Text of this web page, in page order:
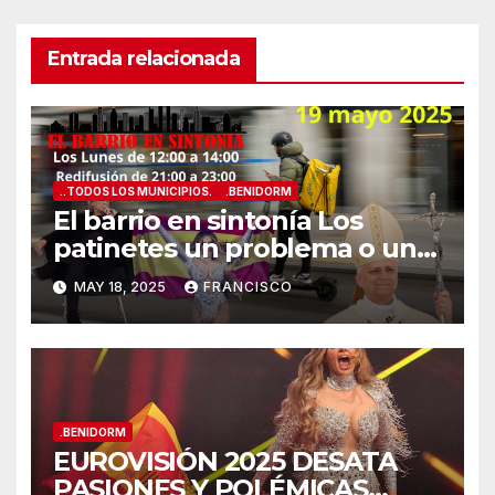
Entrada relacionada
..TODOS LOS MUNICIPIOS. .BENIDORM
El barrio en sintonía Los
patinetes un problema o una
solución?
MAY 18, 2025 FRANCISCO
.BENIDORM
EUROVISIÓN 2025 DESATA